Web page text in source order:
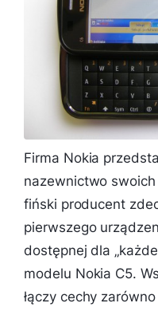
Firma Nokia
nazewnictwo
fiński producent
pierwszego
dostępnej dla
modelu Nokia C5.
łączy cechy